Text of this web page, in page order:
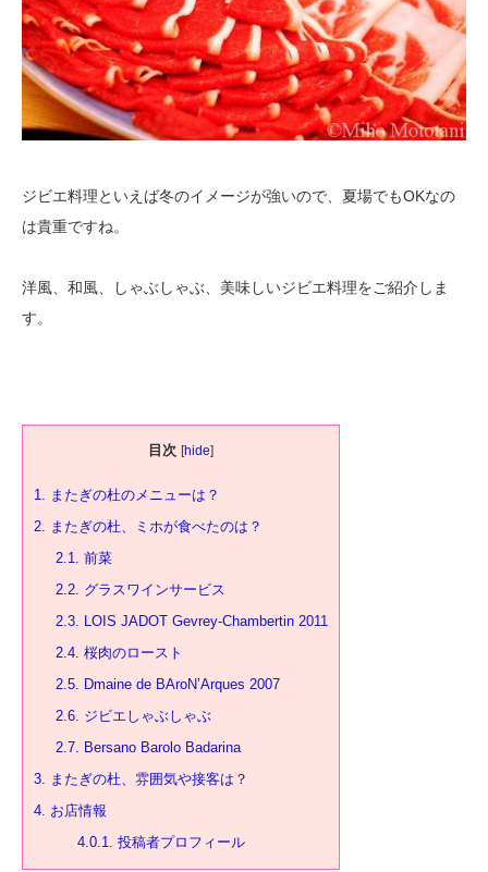
ジビエ料理といえば冬のイメージが強いので、夏場でもOKなの
は貴重ですね。
洋風、和風、しゃぶしゃぶ、美味しいジビエ料理をご紹介しま
す。
目次 [hide]
1. またぎの杜のメニューは？
2. またぎの杜、ミホが食べたのは？
2.1. 前菜
2.2. グラスワインサービス
2.3. LOIS JADOT Gevrey-Chambertin 2011
2.4. 桜肉のロースト
2.5. Dmaine de BAroN’Arques 2007
2.6. ジビエしゃぶしゃぶ
2.7. Bersano Barolo Badarina
3. またぎの杜、雰囲気や接客は？
4. お店情報
4.0.1. 投稿者プロフィール